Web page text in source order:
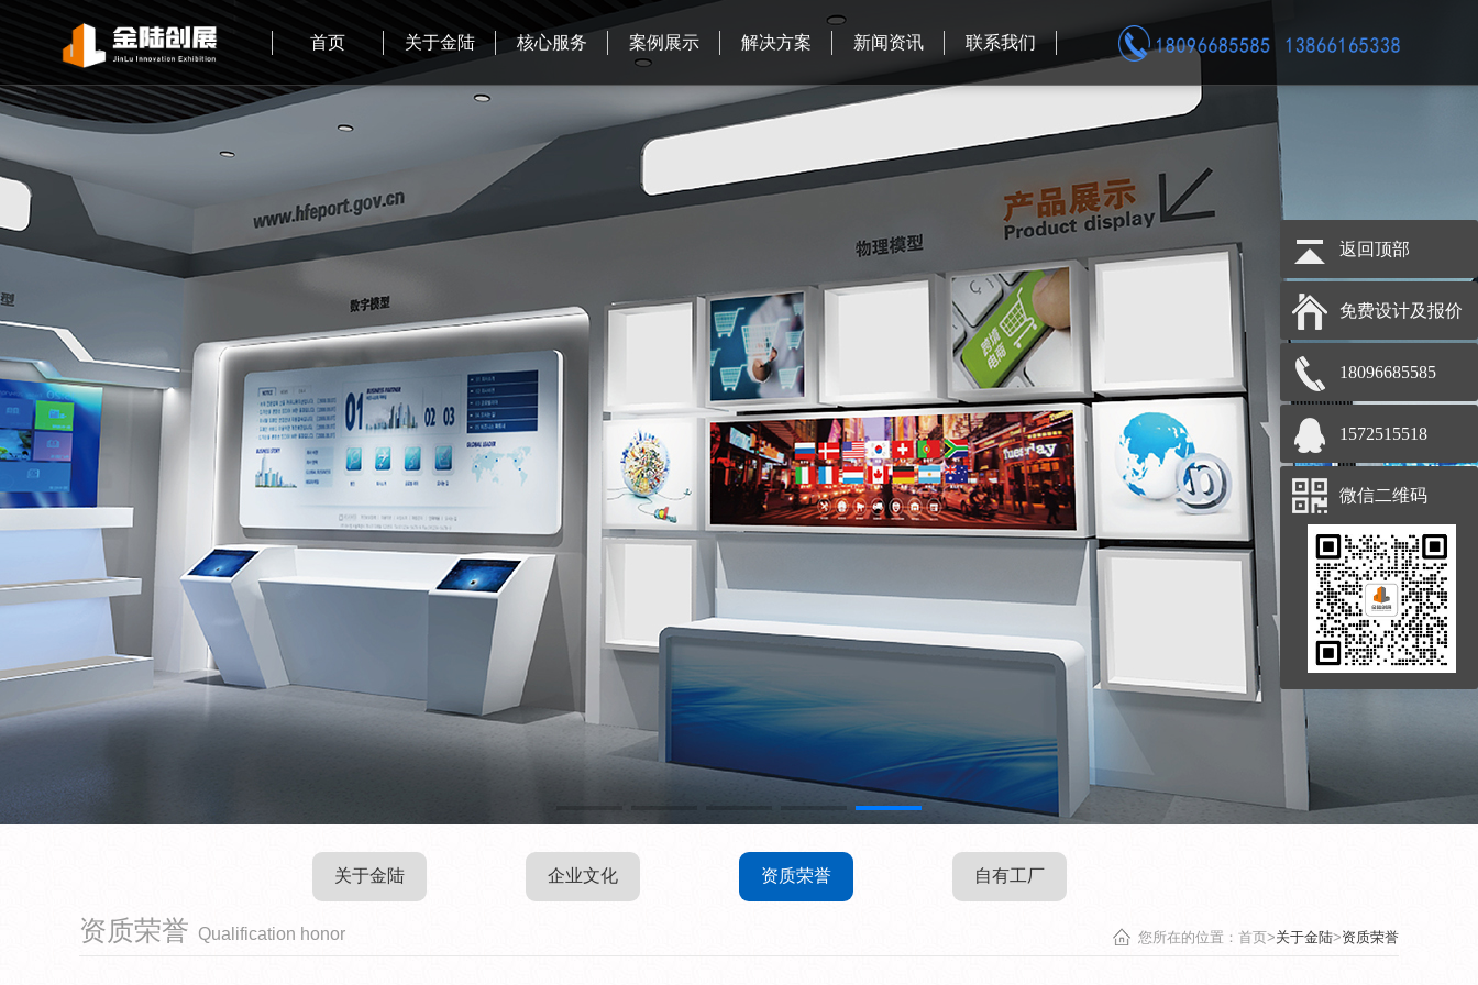
返回顶部
免费设计及报价
18096685585
1572515518
微信二维码
首页 关于金陆 核心服务 案例展示 解决方案 新闻资讯 联系我们
关于金陆 企业文化 资质荣誉 自有工厂
资质荣誉 Qualification honor 您所在的位置：首页>关于金陆>资质荣誉